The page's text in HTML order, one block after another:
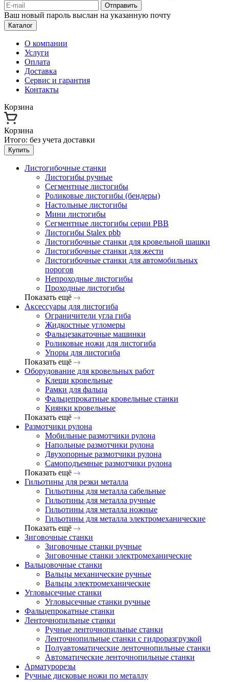
Отправить
Ваш новый пароль выслан на указанную почту
Каталог
О компании
Услуги
Оплата
Доставка
Сервис и гарантия
Контакты
Корзина
Корзина
Итого: без учета доставки
Купить
Листогибочные станки
Листогибы ручные
Сегментные листогибы
Роликовые листогибы (бендеры)
Настольные листогибы
Мини листогибы
Сегментные листогибы серии PBB
Листогибы Stalex pbb
Листогибочные станки для кровельной шашки
Листогибочные станки для жести
Листогибочные станки для автомобильных
порогов
Непроходные листогибы
Проходные листогибы
Показать ещё
Аксессуары для листогиба
Ограничители угла гиба
Жидкостные угломеры
Фальцезакаточные машинки
Роликовые ножи для листогиба
Упоры для листогиба
Показать ещё
Оборудование для кровельных работ
Клещи кровельные
Рамки для фальца
Фальцепрокатные кровельные станки
Киянки кровельные
Показать ещё
Размотчики рулона
Мобильные размотчики рулона
Напольные размотчики рулона
Двухопорные размотчики рулона
Самоподъемные размотчики рулона
Показать ещё
Гильотины для резки металла
Гильотины для металла сабельные
Гильотины для металла ручные
Гильотины для металла ножные
Гильотины для металла электромеханические
Показать ещё
Зиговочные станки
Зиговочные станки ручные
Зиговочные станки электромеханические
Вальцовочные станки
Вальцы механические ручные
Вальцы электромеханические
Угловысечные станки
Угловысечные станки ручные
Фальцепрокатные станки
Ленточнопильные станки
Ручные ленточнопильные станки
Ленточнопильные станки с гидроразгрузкой
Полуавтоматические ленточнопильные станки
Автоматические ленточнопильные станки
Арматурорезы
Ручные дисковые ножи по металлу